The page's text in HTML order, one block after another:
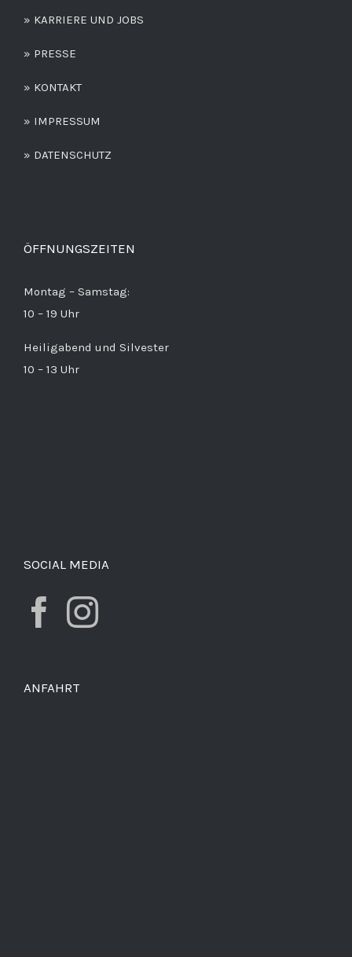
» KARRIERE UND JOBS
» PRESSE
» KONTAKT
» IMPRESSUM
» DATENSCHUTZ
ÖFFNUNGSZEITEN
Montag – Samstag:
10 – 19 Uhr
Heiligabend und Silvester
10 – 13 Uhr
SOCIAL MEDIA
ANFAHRT